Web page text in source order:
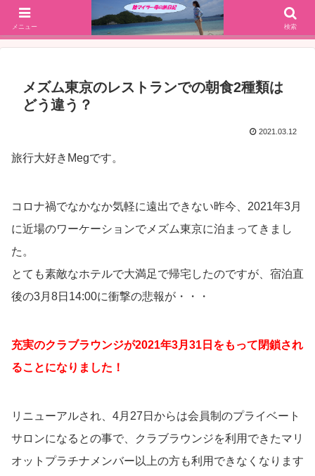
SFC修行(2016年解脱!)からJGC修行(2017年解脱)を決意、絶景や美味しいもの
大好きな働く陸マイラー母の旅行ブログ
メズム東京のレストランでの朝食2種類は
どう違う？
2021.03.12
旅行大好きMegです。
コロナ禍でなかなか気軽に遠出できない昨今、2021年3月
に近場のワーケーションでメズム東京に泊まってきまし
た。
とても素敵なホテルで大満足で帰宅したのですが、宿泊直
後の3月8日14:00に衝撃の悲報が・・・
充実のクラブラウンジが2021年3月31日をもって閉鎖され
ることになりました！
リニューアルされ、4月27日からは会員制のプライベート
サロンになるとの事で、クラブラウンジを利用できたマリ
オットプラチナメンバー以上の方も利用できなくなります
メニュー 検索